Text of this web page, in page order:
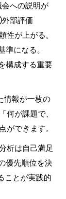
への説明が
部評価
性が上がる。
になる。
構成する重要
情報が一枚の
何が課題で、
ができます。
析は自己満足
優先順位を決
ことが実践的